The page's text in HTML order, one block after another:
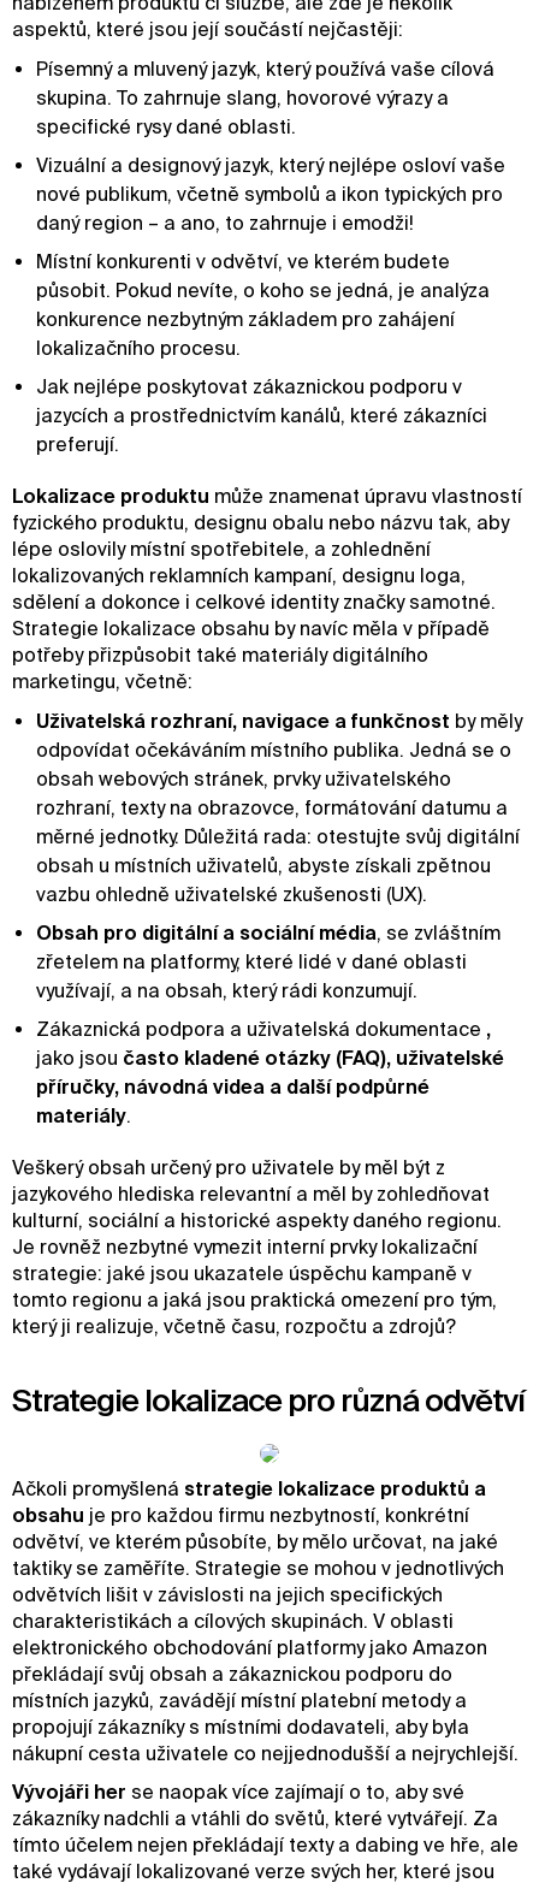
aspektů, které jsou její součástí nejčastěji:
Písemný a mluvený jazyk, který používá vaše cílová
skupina. To zahrnuje slang, hovorové výrazy a
specifické rysy dané oblasti.
Vizuální a designový jazyk, který nejlépe osloví vaše
nové publikum, včetně symbolů a ikon typických pro
daný region – a ano, to zahrnuje i emodži!
Místní konkurenti v odvětví, ve kterém budete
působit. Pokud nevíte, o koho se jedná, je analýza
konkurence nezbytným základem pro zahájení
lokalizačního procesu.
Jak nejlépe poskytovat zákaznickou podporu v
jazycích a prostřednictvím kanálů, které zákazníci
preferují.
Lokalizace produktu může znamenat úpravu vlastností
fyzického produktu, designu obalu nebo názvu tak, aby
lépe oslovily místní spotřebitele, a zohlednění
lokalizovaných reklamních kampaní, designu loga,
sdělení a dokonce i celkové identity značky samotné.
Strategie lokalizace obsahu by navíc měla v případě
potřeby přizpůsobit také materiály digitálního
marketingu, včetně:
Uživatelská rozhraní, navigace a funkčnost by měly
odpovídat očekáváním místního publika. Jedná se o
obsah webových stránek, prvky uživatelského
rozhraní, texty na obrazovce, formátování datumu a
měrné jednotky. Důležitá rada: otestujte svůj digitální
obsah u místních uživatelů, abyste získali zpětnou
vazbu ohledně uživatelské zkušenosti (UX).
Obsah pro digitální a sociální média, se zvláštním
zřetelem na platformy, které lidé v dané oblasti
využívají, a na obsah, který rádi konzumují.
Zákaznická podpora a uživatelská dokumentace ,
jako jsou často kladené otázky (FAQ), uživatelské
příručky, návodná videa a další podpůrné
materiály.
Veškerý obsah určený pro uživatele by měl být z
jazykového hlediska relevantní a měl by zohledňovat
kulturní, sociální a historické aspekty daného regionu.
Je rovněž nezbytné vymezit interní prvky lokalizační
strategie: jaké jsou ukazatele úspěchu kampaně v
tomto regionu a jaká jsou praktická omezení pro tým,
který ji realizuje, včetně času, rozpočtu a zdrojů?
Strategie lokalizace pro různá odvětví
Ačkoli promyšlená strategie lokalizace produktů a
obsahu je pro každou firmu nezbytností, konkrétní
odvětví, ve kterém působíte, by mělo určovat, na jaké
taktiky se zaměříte. Strategie se mohou v jednotlivých
odvětvích lišit v závislosti na jejich specifických
charakteristikách a cílových skupinách. V oblasti
elektronického obchodování platformy jako Amazon
překládají svůj obsah a zákaznickou podporu do
místních jazyků, zavádějí místní platební metody a
propojují zákazníky s místními dodavateli, aby byla
nákupní cesta uživatele co nejjednodušší a nejrychlejší.
Vývojáři her se naopak více zajímají o to, aby své
zákazníky nadchli a vtáhli do světů, které vytvářejí. Za
tímto účelem nejen překládají texty a dabing ve hře, ale
také vydávají lokalizované verze svých her, které jsou